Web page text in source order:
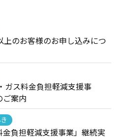
上のお客様のお申し込みにつ
ガス料金負担軽減支援事
ご案内
負担軽減支援事業」継続実